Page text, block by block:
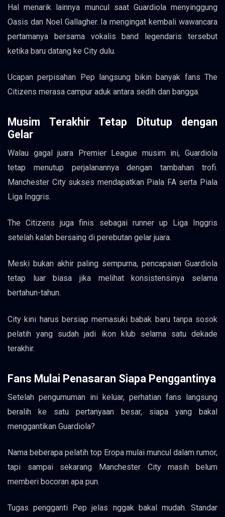
Hal menarik lainnya muncul saat Guardiola menyinggung
Oasis dan Noel Gallagher. Ia mengingat kembali wawancara
pertamanya bersama vokalis band legendaris tersebut
ketika baru datang ke City dulu.
Ucapan perpisahan Pep langsung bikin banyak fans The
Citizens merasa campur aduk antara sedih dan bangga.
Musim Terakhir Tetap Ditutup dengan
Gelar
Walau gagal juara Premier League musim ini, Guardiola
tetap menutup perjalanannya dengan tambahan trofi.
Manchester City sukses mendapatkan Piala FA serta Piala
Liga Inggris.
The Citizens juga finis sebagai runner up Liga Inggris
setelah kalah bersaing di perebutan gelar juara.
Meski bukan akhir paling sempurna, pencapaian Guardiola
tetap luar biasa jika melihat konsistensinya selama
bertahun-tahun.
City kini harus bersiap memasuki babak baru tanpa sosok
pelatih yang sudah jadi ikon klub selama satu dekade
terakhir.
Fans Mulai Penasaran Siapa Penggantinya
Setelah pengumuman ini keluar, perhatian fans langsung
beralih ke satu pertanyaan besar, siapa yang bakal
menggantikan Guardiola?
Nama beberapa pelatih top Eropa mulai muncul dalam rumor,
tapi sampai sekarang Manchester City masih belum
memberi bocoran apa pun.
Tugas pengganti Pep jelas nggak bakal mudah. Standar